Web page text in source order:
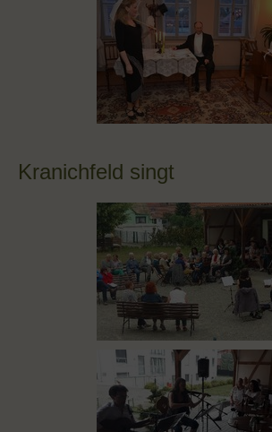
Kranichfeld singt